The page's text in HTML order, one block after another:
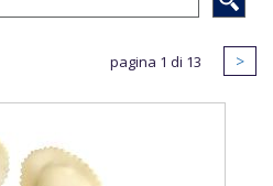
pagina 1 di 13 >